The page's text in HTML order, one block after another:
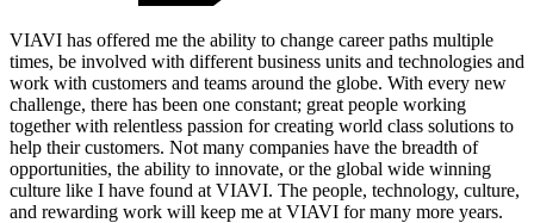
VIAVI has offered me the ability to change career paths multiple
times, be involved with different business units and technologies and
work with customers and teams around the globe. With every new
challenge, there has been one constant; great people working
together with relentless passion for creating world class solutions to
help their customers. Not many companies have the breadth of
opportunities, the ability to innovate, or the global wide winning
culture like I have found at VIAVI. The people, technology, culture,
and rewarding work will keep me at VIAVI for many more years.